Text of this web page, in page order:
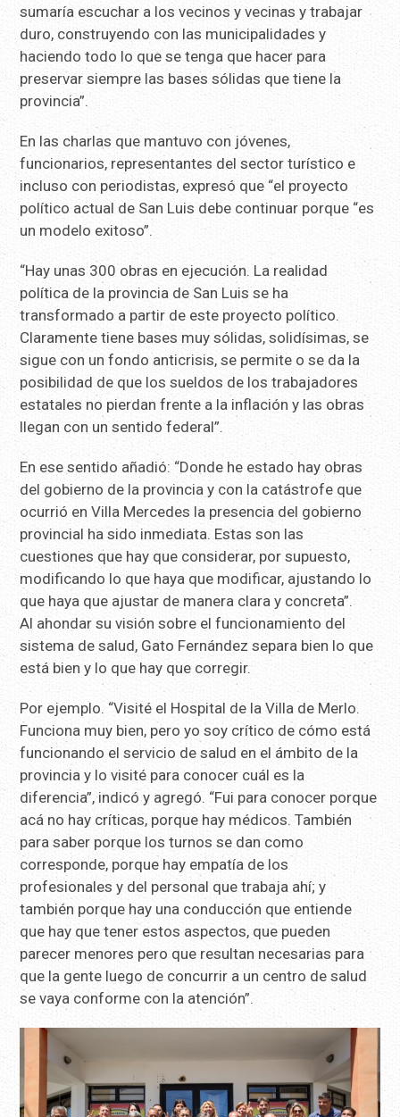
sumaría escuchar a los vecinos y vecinas y trabajar
duro, construyendo con las municipalidades y
haciendo todo lo que se tenga que hacer para
preservar siempre las bases sólidas que tiene la
provincia”.
En las charlas que mantuvo con jóvenes,
funcionarios, representantes del sector turístico e
incluso con periodistas, expresó que “el proyecto
político actual de San Luis debe continuar porque “es
un modelo exitoso”.
“Hay unas 300 obras en ejecución. La realidad
política de la provincia de San Luis se ha
transformado a partir de este proyecto político.
Claramente tiene bases muy sólidas, solidísimas, se
sigue con un fondo anticrisis, se permite o se da la
posibilidad de que los sueldos de los trabajadores
estatales no pierdan frente a la inflación y las obras
llegan con un sentido federal”.
En ese sentido añadió: “Donde he estado hay obras
del gobierno de la provincia y con la catástrofe que
ocurrió en Villa Mercedes la presencia del gobierno
provincial ha sido inmediata. Estas son las
cuestiones que hay que considerar, por supuesto,
modificando lo que haya que modificar, ajustando lo
que haya que ajustar de manera clara y concreta”.
Al ahondar su visión sobre el funcionamiento del
sistema de salud, Gato Fernández separa bien lo que
está bien y lo que hay que corregir.
Por ejemplo. “Visité el Hospital de la Villa de Merlo.
Funciona muy bien, pero yo soy crítico de cómo está
funcionando el servicio de salud en el ámbito de la
provincia y lo visité para conocer cuál es la
diferencia”, indicó y agregó. “Fui para conocer porque
acá no hay críticas, porque hay médicos. También
para saber porque los turnos se dan como
corresponde, porque hay empatía de los
profesionales y del personal que trabaja ahí; y
también porque hay una conducción que entiende
que hay que tener estos aspectos, que pueden
parecer menores pero que resultan necesarias para
que la gente luego de concurrir a un centro de salud
se vaya conforme con la atención”.